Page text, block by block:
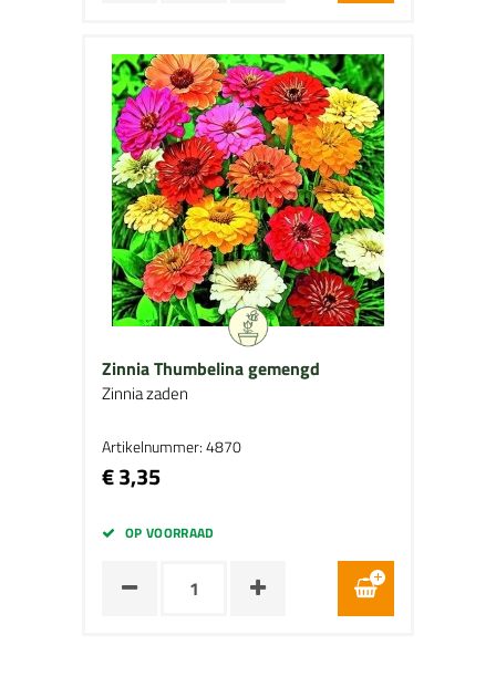
Zinnia Thumbelina gemengd
Zinnia zaden
Artikelnummer: 4870
€ 3,35
OP VOORRAAD